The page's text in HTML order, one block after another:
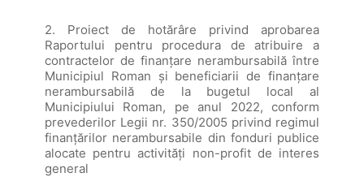
2. Proiect de hotărâre privind aprobarea
Raportului pentru procedura de atribuire a
contractelor de finanțare nerambursabilă între
Municipiul Roman și beneficiarii de finanțare
nerambursabilă de la bugetul local al
Municipiului Roman, pe anul 2022, conform
prevederilor Legii nr. 350/2005 privind regimul
finanțărilor nerambursabile din fonduri publice
alocate pentru activități non-profit de interes
general